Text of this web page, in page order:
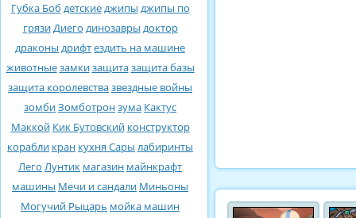
Губка Боб детскиеджипы джипы по
грязиДиего динозавры доктор
драконы дрифтездить на машине
животныезамкизащитазащита базы
защита королевствазвездные войны
зомбиЗомботронзума Кактус
Маккой Кик Бутовский конструктор
корабли кран кухня Сары лабиринты
Лего Лунтик магазин майнкрафт
машины Мечи и сандали Миньоны
Могучий Рыцарь мойка машин